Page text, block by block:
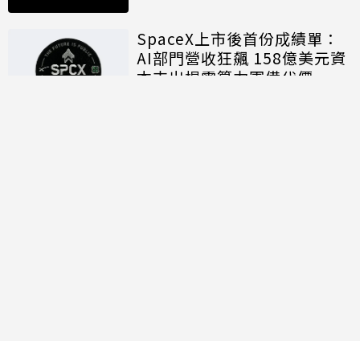
SpaceX上市後首份成績單：
AI部門營收狂飆 158億美元資
本支出揭露算力軍備代價